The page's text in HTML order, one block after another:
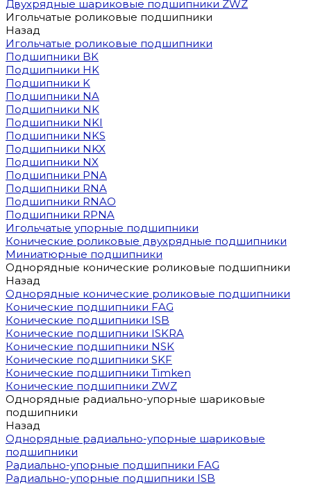
Двухрядные шариковые подшипники ZWZ
Игольчатые роликовые подшипники
Назад
Игольчатые роликовые подшипники
Подшипники BK
Подшипники HK
Подшипники K
Подшипники NA
Подшипники NK
Подшипники NKI
Подшипники NKS
Подшипники NKX
Подшипники NX
Подшипники PNA
Подшипники RNA
Подшипники RNAO
Подшипники RPNA
Игольчатые упорные подшипники
Конические роликовые двухрядные подшипники
Миниатюрные подшипники
Однорядные конические роликовые подшипники
Назад
Однорядные конические роликовые подшипники
Конические подшипники FAG
Конические подшипники ISB
Конические подшипники ISKRA
Конические подшипники NSK
Конические подшипники SKF
Конические подшипники Timken
Конические подшипники ZWZ
Однорядные радиально-упорные шариковые
подшипники
Назад
Однорядные радиально-упорные шариковые
подшипники
Радиально-упорные подшипники FAG
Радиально-упорные подшипники ISB